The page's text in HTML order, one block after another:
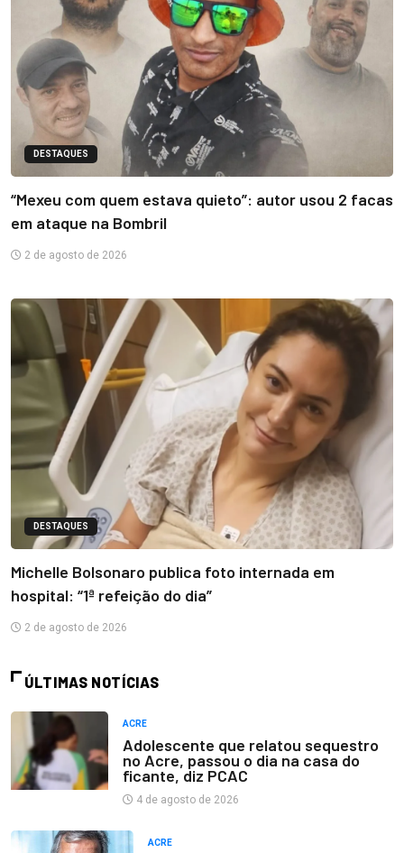
DESTAQUES
“Mexeu com quem estava quieto”: autor usou 2 facas
em ataque na Bombril
2 de agosto de 2026
DESTAQUES
Michelle Bolsonaro publica foto internada em
hospital: “1ª refeição do dia”
2 de agosto de 2026
ÚLTIMAS NOTÍCIAS
ACRE
Adolescente que relatou sequestro
no Acre, passou o dia na casa do
ficante, diz PCAC
4 de agosto de 2026
ACRE